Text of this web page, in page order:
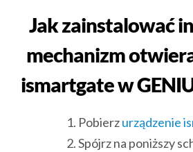
Jak zainstalować
mechanizm
ismartgate w
Pobierzurządzenie
Spójrz na poniższy